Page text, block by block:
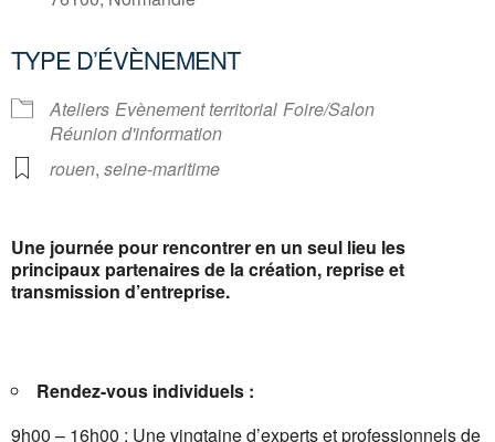
TYPE D’ÉVÈNEMENT
Ateliers Evènement territorial Foire/Salon
Réunion d'information
rouen, seine-maritime
Une journée pour rencontrer en un seul lieu les
principaux partenaires de la création, reprise et
transmission d’entreprise.
Rendez-vous individuels :
9h00 – 16h00 : Une vingtaine d’experts et professionnels de